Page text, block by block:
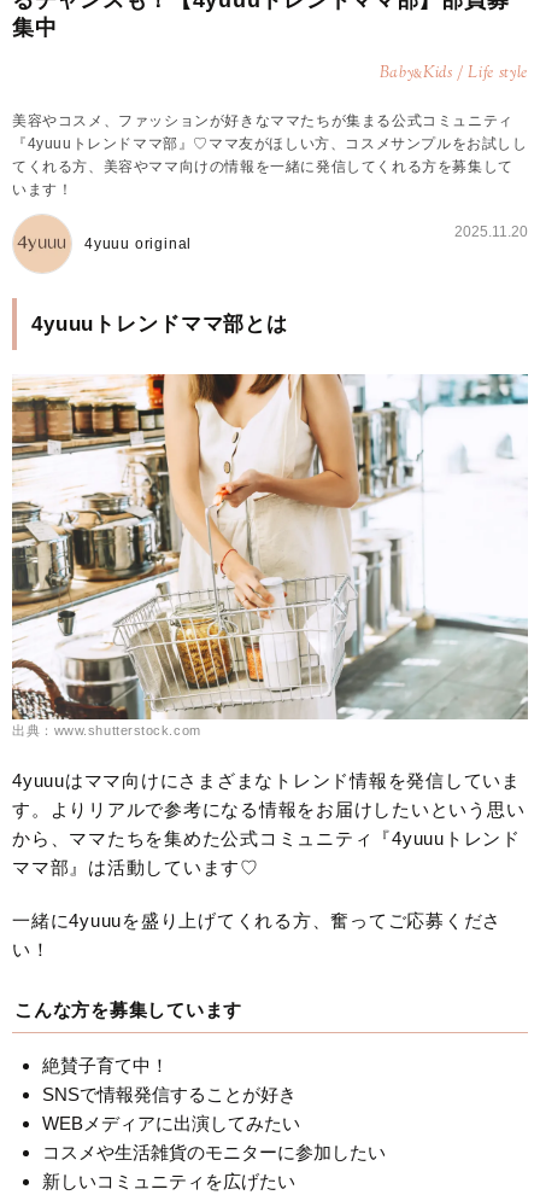
集中
Baby&Kids / Life style
美容やコスメ、ファッションが好きなママたちが集まる公式コミュニティ
『4yuuuトレンドママ部』♡ママ友がほしい方、コスメサンプルをお試しし
てくれる方、美容やママ向けの情報を一緒に発信してくれる方を募集して
います！
4yuuu original
2025.11.20
4yuuuトレンドママ部とは
出典：www.shutterstock.com
4yuuuはママ向けにさまざまなトレンド情報を発信していま
す。よりリアルで参考になる情報をお届けしたいという思い
から、ママたちを集めた公式コミュニティ『4yuuuトレンド
ママ部』は活動しています♡
一緒に4yuuuを盛り上げてくれる方、奮ってご応募くださ
い！
こんな方を募集しています
絶賛子育て中！
SNSで情報発信することが好き
WEBメディアに出演してみたい
コスメや生活雑貨のモニターに参加したい
新しいコミュニティを広げたい